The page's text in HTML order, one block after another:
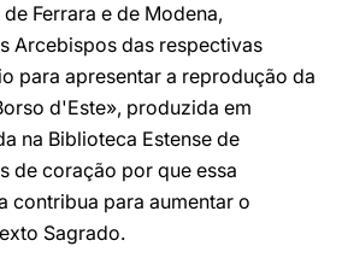
Ferrara e de Modena,
Arcebispos das respectivas
para apresentar a reprodução da
d'Este», produzida em
na Biblioteca Estense de
de coração por que essa
contribua para aumentar o
Sagrado.